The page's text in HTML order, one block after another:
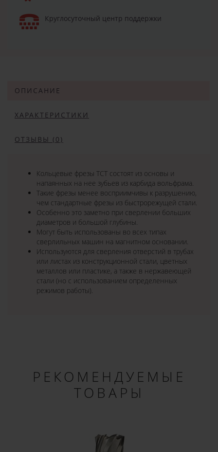
ДОБРО ПОЖАЛОВАТЬ!
Круглосуточный центр поддержки
ОПИСАНИЕ
ХАРАКТЕРИСТИКИ
ОТЗЫВЫ (0)
Кольцевые фрезы TCT состоят из основы и
напаянных на нее зубьев из карбида вольфрама.
Такие фрезы менее восприимчивы к разрушению,
чем стандартные фрезы из быстрорежущей стали.
Особенно это заметно при сверлении больших
диаметров и большой глубины.
Могут быть использованы во всех типах
сверлильных машин на магнитном основании.
Используются для сверления отверстий в трубах
или листах из конструкционной стали, цветных
металлов или пластике, а также в нержавеющей
стали (но с использованием определенных
режимов работы).
РЕКОМЕНДУЕМЫЕ
ТОВАРЫ